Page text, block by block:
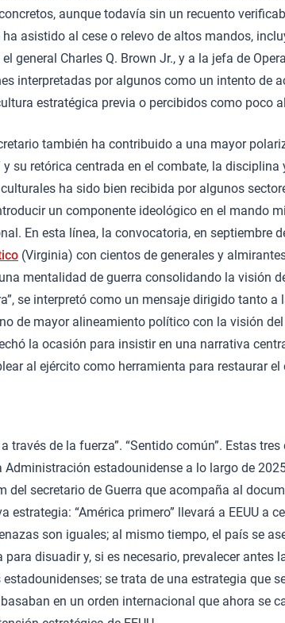
aunque todavía sin un recuento
asistido al cese o relevo de altos mandos,
general Charles Q. Brown Jr., y a la jefa de
interpretadas por algunos como un intento de
estratégica previa o percibidos como poco
también ha contribuido a una mayor
y su retórica centrada en el combate, la
ha sido bien recibida por algunos
un componente ideológico en el mando
En esta línea, la convocatoria, en septiembre
(Virginia) con cientos de generales y
mentalidad de guerra consolidando la visión
se interpretó como un mensaje dirigido tanto
de mayor alineamiento político con la visión
la ocasión para insistir en una narrativa
al ejército como herramienta para restaurar el
a través de la fuerza”. “Sentido común”. Estas
Administración estadounidense a lo largo de
del secretario de Guerra que acompaña al
estrategia: “América primero” llevará a EEUU a
son iguales; al mismo tiempo, el país se
para disuadir y, si es necesario, prevalecer antes
se trata de una estrategia que
en un orden internacional que ahora se